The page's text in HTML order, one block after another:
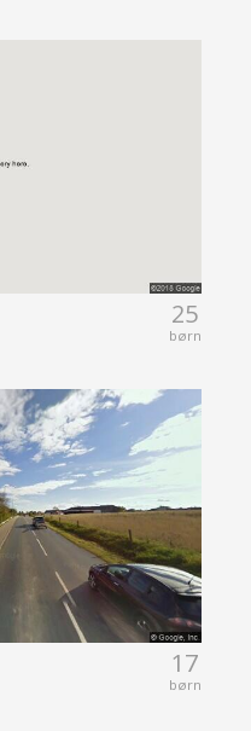
25
børn
17
børn